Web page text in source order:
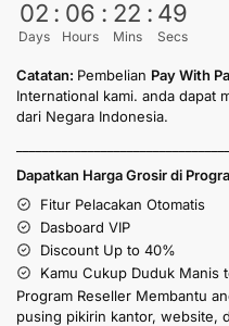
02
Days
: 06
Hours
: 22
Mins
: 49
Secs
Catatan: Pembelian Pay With
International kami. anda dapat
dari Negara Indonesia.
Dapatkan Harga Grosir di
Fitur Pelacakan Otomatis
Dasboard VIP
Discount Up to 40%
Kamu Cukup Duduk Manis
Program Reseller Membantu
pusing pikirin kantor, website,